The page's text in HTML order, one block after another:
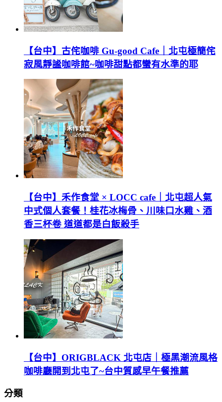
【台中】古侘咖啡 Gu-good Cafe｜北屯極簡侘
寂風靜謐咖啡館~咖啡甜點都蠻有水準的耶
【台中】禾作食堂 × LOCC cafe｜北屯超人氣
中式個人套餐！桂花冰梅骨、川味口水雞、酒
香三杯卷 道道都是白飯殺手
【台中】ORIGBLACK 北屯店｜極黑潮流風格
咖啡廳開到北屯了~台中質感早午餐推薦
分類